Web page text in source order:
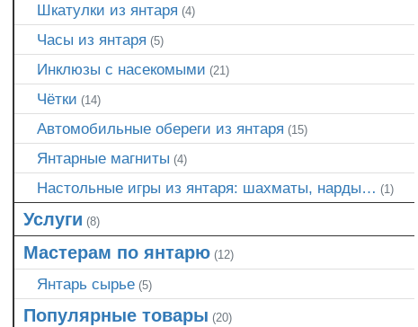
Шкатулки из янтаря (4)
Часы из янтаря (5)
Инклюзы с насекомыми (21)
Чётки (14)
Автомобильные обереги из янтаря (15)
Янтарные магниты (4)
Настольные игры из янтаря: шахматы, нарды… (1)
Услуги (8)
Мастерам по янтарю(12)
Янтарь сырье(5)
Популярные товары (20)